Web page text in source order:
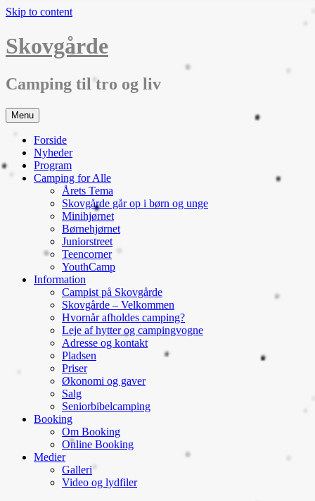
Skip to content
Skovgårde
Camping til tro og liv
Menu
Forside
Nyheder
Program
Camping for Alle
Årets Tema
Skovgårde går op i børn og unge
Minihjørnet
Børnehjørnet
Juniorstreet
Teencorner
YouthCamp
Information
Campist på Skovgårde
Skovgårde – Velkommen
Hvornår afholdes camping?
Leje af hytter og campingvogne
Adresse og kontakt
Pladsen
Priser
Økonomi og gaver
Salg
Seniorbibelcamping
Booking
Om Booking
Online Booking
Medier
Galleri
Video og lydfiler